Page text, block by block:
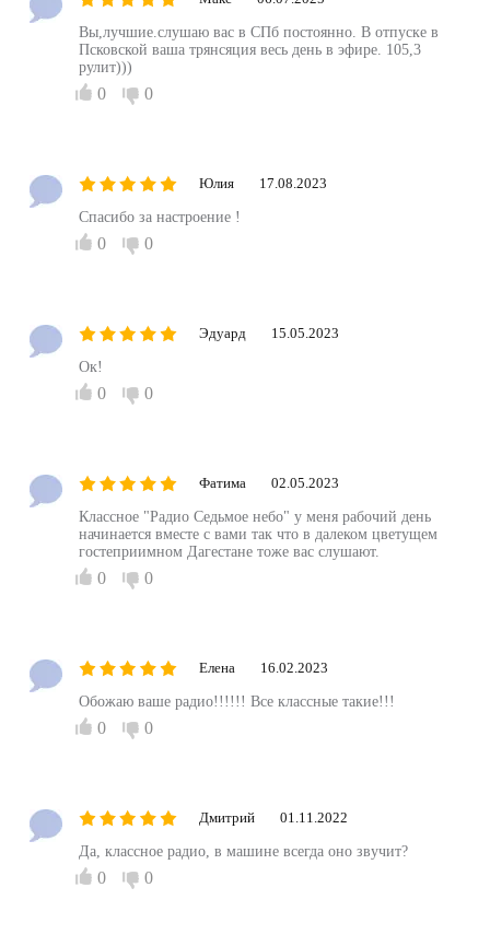
Вы,лучшие.слушаю вас в СПб постоянно. В отпуске в
Псковской ваша трянсяция весь день в эфире. 105,3
рулит)))
0 0
Юлия 17.08.2023
Спасибо за настроение !
0 0
Эдуард 15.05.2023
Ок!
0 0
Фатима 02.05.2023
Классное "Радио Седьмое небо" у меня рабочий день
начинается вместе с вами так что в далеком цветущем
гостеприимном Дагестане тоже вас слушают.
0 0
Елена 16.02.2023
Обожаю ваше радио!!!!!! Все классные такие!!!
0 0
Дмитрий 01.11.2022
Да, классное радио, в машине всегда оно звучит?
0 0